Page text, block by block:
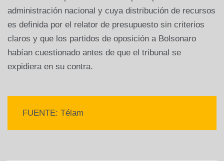
administración nacional y cuya distribución de recursos
es definida por el relator de presupuesto sin criterios
claros y que los partidos de oposición a Bolsonaro
habían cuestionado antes de que el tribunal se
expidiera en su contra.
FUENTE: Télam